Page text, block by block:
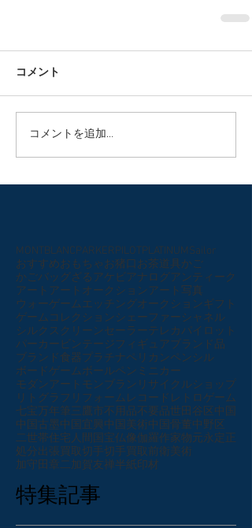
特集記事
コメント
コメントを追加…
MONTBLANCPARKERPILOT PLATINUMSailor
おすすめおもちゃお猪口 お茶道具かご
かごバッグざる アケビ アナログアンティーク
アート アートオークション アート写真
ウォーゲームエッチングオークション ギフト
ゲームコレクション シェーファーシャネル
シルクスクリーンセーラーテレカパイロット
パーカー ビンテージフィギュアブランド品
ブランド食器プラチナペリカンペンシル
ボードゲームボールペン ミニカー
モダンアート モンブラン リサイクルショップ
リトグラフ リフォーム レコード レトロゲーム
七宝万年筆三鷹市 不用品不要品世田谷区中国
中国古墨中国宜興中国美術中国骨董中野区
二世帯住宅人間国宝仏像伽羅作家物元永定正
処分出張買取切手切手買取前衛美術
加守田章二加賀友禅半紙印材